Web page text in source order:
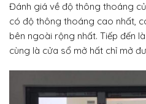
Đánh giá về độ thông thoáng
có độ thông thoáng cao nhất,
bên ngoài rộng nhất. Tiếp đến
cùng là cửa sổ mở hất chỉ mở